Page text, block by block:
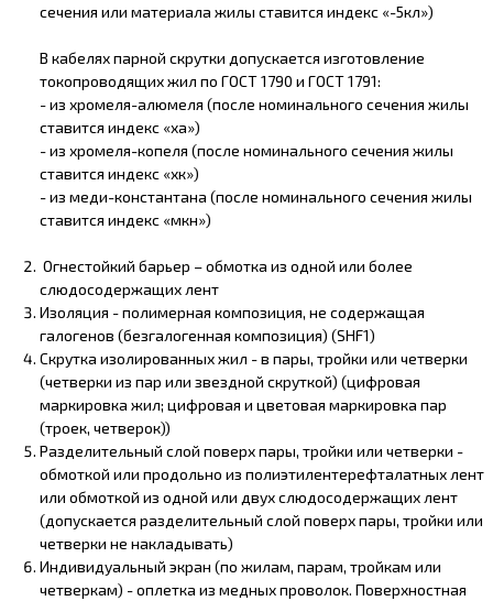
сечения или материала жилы ставится индекс «-5кл»)
В кабелях парной скрутки допускается изготовление
токопроводящих жил по ГОСТ 1790 и ГОСТ 1791:
- из хромеля-алюмеля (после номинального сечения жилы
ставится индекс «ха»)
- из хромеля-копеля (после номинального сечения жилы
ставится индекс «хк»)
- из меди-константана (после номинального сечения жилы
ставится индекс «мкн»)
Огнестойкий барьер – обмотка из одной или более
слюдосодержащих лент
Изоляция - полимерная композиция, не содержащая
галогенов (безгалогенная композиция) (SHF1)
Скрутка изолированных жил - в пары, тройки или четверки
(четверки из пар или звездной скруткой) (цифровая
маркировка жил; цифровая и цветовая маркировка пар
(троек, четверок))
Разделительный слой поверх пары, тройки или четверки -
обмоткой или продольно из полиэтилентерефталатных лент
или обмоткой из одной или двух слюдосодержащих лент
(допускается разделительный слой поверх пары, тройки или
четверки не накладывать)
Индивидуальный экран (по жилам, парам, тройкам или
четверкам) - оплетка из медных проволок. Поверхностная